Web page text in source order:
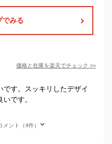
でみる
価格と在庫を楽天でチェック >>
す。スッキリしたデザイ
です。
ント（4件）